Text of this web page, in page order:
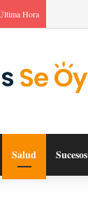
Hora
Salud Sucesos